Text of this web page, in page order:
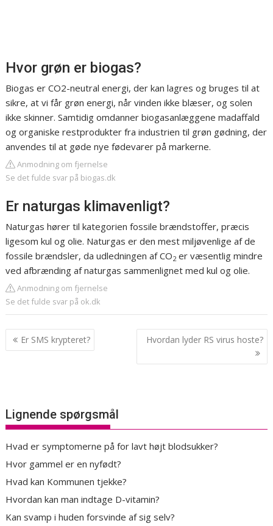
Hvor grøn er biogas?
Biogas er CO2-neutral energi, der kan lagres og bruges til at
sikre, at vi får grøn energi, når vinden ikke blæser, og solen
ikke skinner. Samtidig omdanner biogasanlæggene madaffald
og organiske restprodukter fra industrien til grøn gødning, der
anvendes til at gøde nye fødevarer på markerne.
Anmodning om fjernelse
Se det fulde svar på biogas.dk
Er naturgas klimavenligt?
Naturgas hører til kategorien fossile brændstoffer, præcis
ligesom kul og olie. Naturgas er den mest miljøvenlige af de
fossile brændsler, da udledningen af CO2 er væsentlig mindre
ved afbrænding af naturgas sammenlignet med kul og olie.
Anmodning om fjernelse
Se det fulde svar på ok.dk
Indlægsnavigation
Er SMS krypteret? Hvordan lyder RS virus hoste?
Lignende spørgsmål
Hvad er symptomerne på for lavt højt blodsukker?
Hvor gammel er en nyfødt?
Hvad kan Kommunen tjekke?
Hvordan kan man indtage D-vitamin?
Kan svamp i huden forsvinde af sig selv?